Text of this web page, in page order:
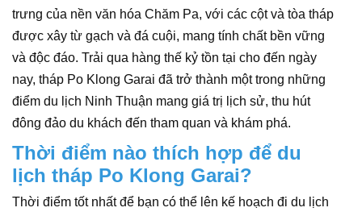
trưng của nền văn hóa Chăm Pa, với các cột và tòa tháp
được xây từ gạch và đá cuội, mang tính chất bền vững
và độc đáo. Trải qua hàng thế kỷ tồn tại cho đến ngày
nay, tháp Po Klong Garai đã trở thành một trong những
điểm du lịch Ninh Thuận mang giá trị lịch sử, thu hút
đông đảo du khách đến tham quan và khám phá.
Thời điểm nào thích hợp để du
lịch tháp Po Klong Garai?
Thời điểm tốt nhất để bạn có thể lên kế hoạch đi du lịch